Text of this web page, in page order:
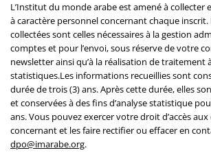
L’Institut du monde arabe est amené à collecter
à caractère personnel concernant chaque inscrit.
collectées sont celles nécessaires à la gestion
comptes et pour l’envoi, sous réserve de votre
newsletter ainsi qu’à la réalisation de traitement
statistiques.Les informations recueillies sont
durée de trois (3) ans. Après cette durée, elles
et conservées à des fins d’analyse statistique
ans. Vous pouvez exercer votre droit d’accès
concernant et les faire rectifier ou effacer en
dpo@imarabe.org.